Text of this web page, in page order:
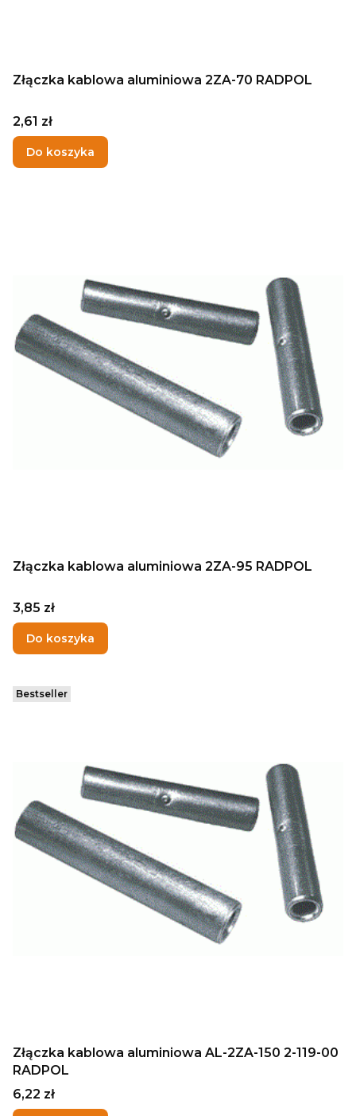
Złączka kablowa aluminiowa 2ZA-70 RADPOL
Cena
2,61 zł
Do koszyka
Złączka kablowa aluminiowa 2ZA-95 RADPOL
Cena
3,85 zł
Do koszyka
Bestseller
Złączka kablowa aluminiowa AL-2ZA-150 2-119-00
RADPOL
Cena
6,22 zł